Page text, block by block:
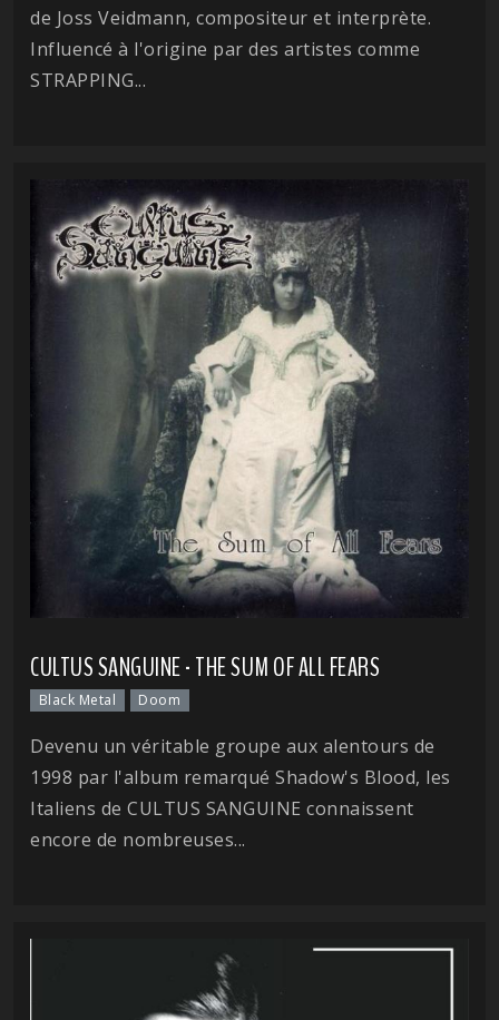
de Joss Veidmann, compositeur et interprète.
Influencé à l'origine par des artistes comme
STRAPPING...
CULTUS SANGUINE - THE SUM OF ALL FEARS
Black Metal Doom
Devenu un véritable groupe aux alentours de
1998 par l'album remarqué Shadow's Blood, les
Italiens de CULTUS SANGUINE connaissent
encore de nombreuses...